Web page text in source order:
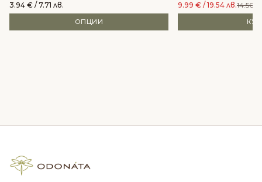
3.94 € / 7.71 лв.
ОПЦИИ
9.99 € / 19.54 лв.14.50